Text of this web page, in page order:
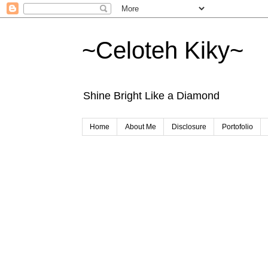
~Celoteh Kiky~
Shine Bright Like a Diamond
Home About Me Disclosure Portofolio